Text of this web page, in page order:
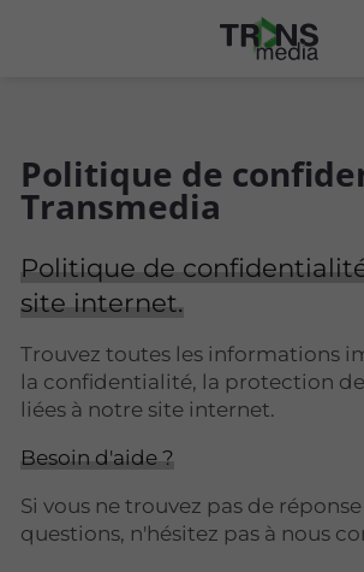
Politique de
Transmedia
Politique de
site internet.
Trouvez toutes les informations
la confidentialité, la protection
liées à notre site internet.
Besoin d'aide ?
Si vous ne trouvez pas de réponse
questions, n'hésitez pas à nous